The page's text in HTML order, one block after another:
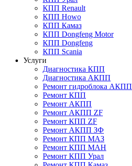
КПП Renault
КПП Howo
КПП Камаз
КПП Dongfeng Motor
КПП Dongfeng
КПП Scania
Услуги
Диагностика КПП
Диагностика АКПП
Ремонт гидроблока АКПП
Ремонт КПП
Ремонт АКПП
Ремонт АКПП ZF
Ремонт КПП ZF
Ремонт АКПП ЗФ
Ремонт КПП МАЗ
Ремонт КПП МАН
Ремонт КПП Урал